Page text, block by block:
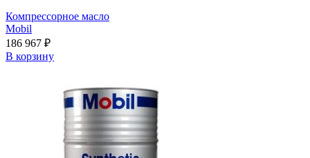
Компрессорное масло
Mobil
186 967 ₽
В корзину